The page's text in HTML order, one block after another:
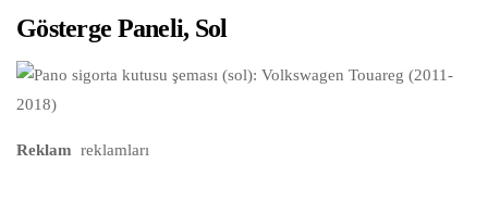
Gösterge Paneli, Sol
Reklam reklamları